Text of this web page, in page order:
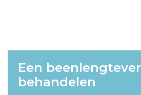
Een
behandelen